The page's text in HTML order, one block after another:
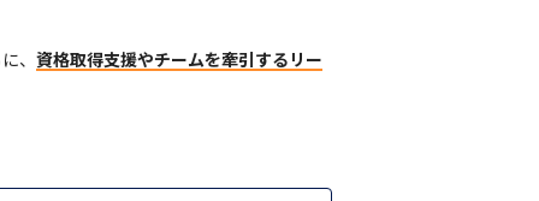
、 資格取得支援やチームを牽引するリー